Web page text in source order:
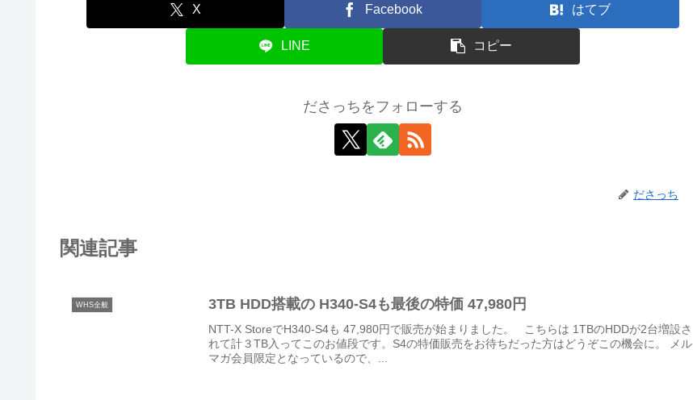
X Facebook はてブ
LINE コピー
ださっちをフォローする
ださっち
関連記事
WHS全般 3TB HDD搭載の H340-S4も最後の特価 47,980円
NTT-X StoreでH340-S4も 47,980円で販売が始まりました。 こちらは 1TBのHDDが2台増設さ
れて計３TB入ってこのお値段です。S4の特価販売をお待ちだった方はどうぞこの機会に。 メル
マガ会員限定となっているので、...